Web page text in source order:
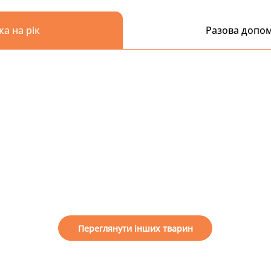
на рік Разова
Переглянути інших тварин